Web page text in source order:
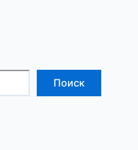
Поиск